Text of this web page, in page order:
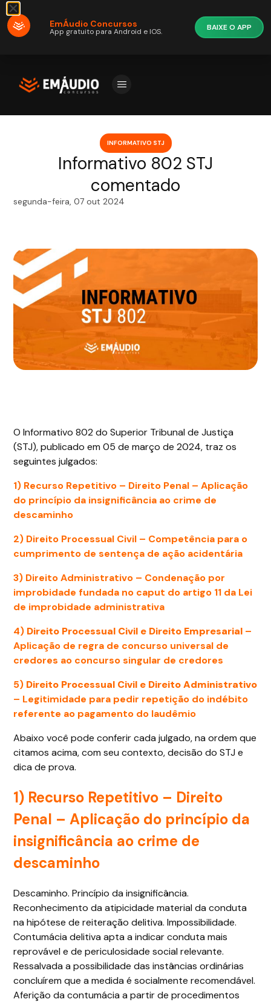
INFORMATIVO STJ
Informativo 802 STJ
comentado
segunda-feira, 07 out 2024
O Informativo 802 do Superior Tribunal de Justiça
(STJ), publicado em 05 de março de 2024, traz os
seguintes julgados:
1) Recurso Repetitivo – Direito Penal – Aplicação
do princípio da insignificância ao crime de
descaminho
2) Direito Processual Civil – Competência para o
cumprimento de sentença de ação acidentária
3) Direito Administrativo – Condenação por
improbidade fundada no caput do artigo 11 da Lei
de improbidade administrativa
4) Direito Processual Civil e Direito Empresarial –
Aplicação de regra de concurso universal de
credores ao concurso singular de credores
5) Direito Processual Civil e Direito Administrativo
– Legitimidade para pedir repetição do indébito
referente ao pagamento do laudêmio
Abaixo você pode conferir cada julgado, na ordem que
citamos acima, com seu contexto, decisão do STJ e
dica de prova.
1) Recurso Repetitivo – Direito
Penal – Aplicação do princípio da
insignificância ao crime de
descaminho
Descaminho. Princípio da insignificância.
Reconhecimento da atipicidade material da conduta
na hipótese de reiteração delitiva. Impossibilidade.
Contumácia delitiva apta a indicar conduta mais
reprovável e de periculosidade social relevante.
Ressalvada a possibilidade das instâncias ordinárias
concluírem que a medida é socialmente recomendável.
Aferição da contumácia a partir de procedimentos
EmÁudio Concursos
App gratuito para Android e IOS. BAIXE O APP